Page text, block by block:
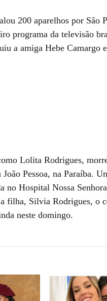
200 aparelhos por São
programa da televisão
a amiga Hebe Camargo
Lolita Rodrigues,
Pessoa, na Paraíba.
no Hospital Nossa
filha, Silvia Rodrigues, o
neste domingo.